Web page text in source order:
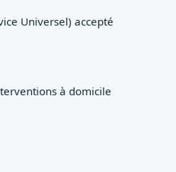
Universel) accepté
à domicile